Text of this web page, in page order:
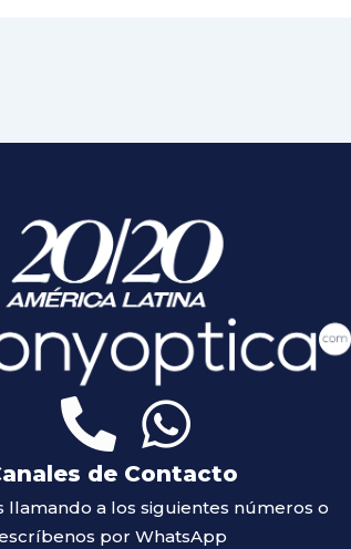
de Contacto
llamando a los siguientes números o
por WhatsApp